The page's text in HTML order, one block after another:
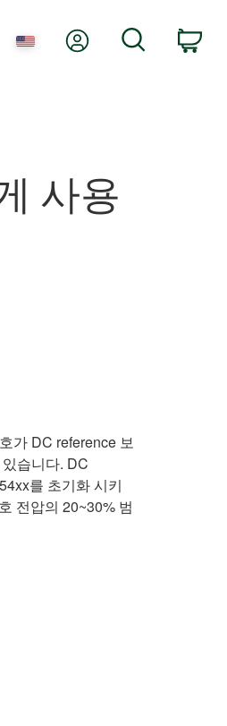
My AccountSearch
사용
가 DC reference 보
습니다. DC
를 초기화 시키
전압의 20~30% 범